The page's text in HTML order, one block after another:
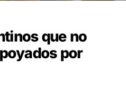
que no
por